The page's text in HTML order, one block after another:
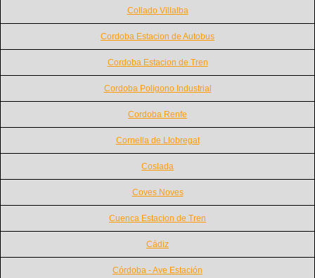
Collado Villalba
Cordoba Estacion de Autobus
Cordoba Estacion de Tren
Cordoba Poligono Industrial
Cordoba Renfe
Cornella de Llobregat
Coslada
Coves Noves
Cuenca Estacion de Tren
Cádiz
Córdoba - Ave Estación